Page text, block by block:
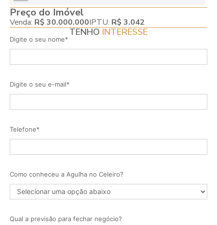
Preço do Imóvel
Venda: R$ 30.000.000IPTU: R$ 3.042
TENHO INTERESSE
Digite o seu nome*
Digite o seu e-mail*
Telefone*
Como conheceu a Agulha no Celeiro?
Qual a previsão para fechar negócio?